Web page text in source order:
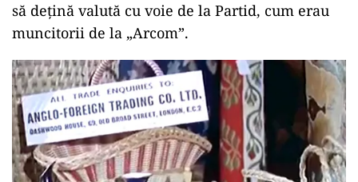
să deţină valută cu voie de la Partid, cum erau
muncitorii de la „Arcom”.